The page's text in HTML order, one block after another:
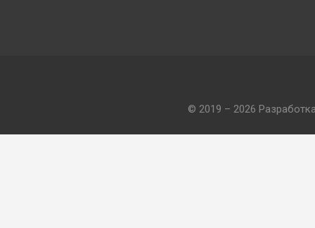
© 2019 – 2026